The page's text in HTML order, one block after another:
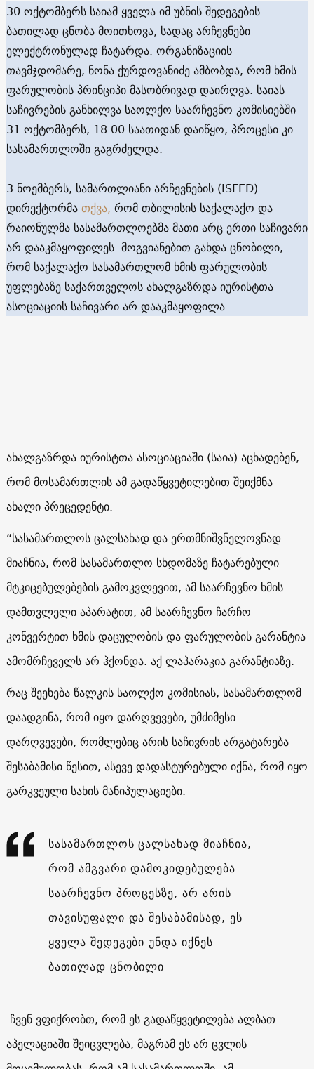
30 ოქტომბერს საიამ ყველა იმ უბნის შედეგების
ბათილად ცნობა მოითხოვა, სადაც არჩევნები
ელექტრონულად ჩატარდა. ორგანიზაციის
თავმჯდომარე, ნონა ქურდოვანიძე ამბობდა, რომ ხმის
ფარულობის პრინციპი მასობრივად დაირღვა. საიას
საჩივრების განხილვა საოლქო საარჩევნო კომისიებში
31 ოქტომბერს, 18:00 საათიდან დაიწყო, პროცესი კი
სასამართლოში გაგრძელდა.
3 ნოემბერს, სამართლიანი არჩევნების (ISFED)
დირექტორმათქვა, რომ თბილისის საქალაქო და
რაიონულმა სასამართლოებმა მათი არც ერთი საჩივარი
არ დააკმაყოფილეს. მოგვიანებით გახდა ცნობილი,
რომ საქალაქო სასამართლომ ხმის ფარულობის
უფლებაზე საქართველოს ახალგაზრდა იურისტთა
ასოციაციის საჩივარი არ დააკმაყოფილა.
ახალგაზრდა იურისტთა ასოციაციაში (საია) აცხადებენ,
რომ მოსამართლის ამ გადაწყვეტილებით შეიქმნა
ახალი პრეცედენტი.
“სასამართლოს ცალსახად და ერთმნიშვნელოვნად
მიაჩნია, რომ სასამართლო სხდომაზე ჩატარებული
მტკიცებულებების გამოკვლევით, ამ საარჩევნო ხმის
დამთვლელი აპარატით, ამ საარჩევნო ჩარჩო
კონვერტით ხმის დაცულობის და ფარულობის გარანტია
ამომრჩეველს არ ჰქონდა. აქ ლაპარაკია გარანტიაზე.
რაც შეეხება წალკის საოლქო კომისიას, სასამართლომ
დაადგინა, რომ იყო დარღვევები, უმძიმესი
დარღვევები, რომლებიც არის საჩივრის არგატარება
შესაბამისი წესით, ასევე დადასტურებული იქნა, რომ იყო
გარკვეული სახის მანიპულაციები.
სასამართლოს ცალსახად მიაჩნია,
რომ ამგვარი დამოკიდებულება
საარჩევნო პროცესზე, არ არის
თავისუფალი და შესაბამისად, ეს
ყველა შედეგები უნდა იქნეს
ბათილად ცნობილი
ჩვენ ვფიქრობთ, რომ ეს გადაწყვეტილება ალბათ
აპელაციაში შეიცვლება, მაგრამ ეს არ ცვლის